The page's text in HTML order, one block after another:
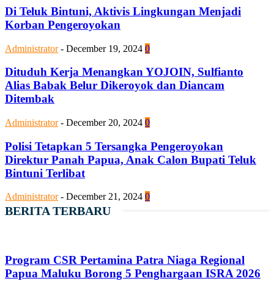
Di Teluk Bintuni, Aktivis Lingkungan Menjadi
Korban Pengeroyokan
Administrator - December 19, 2024 0
Dituduh Kerja Menangkan YOJOIN, Sulfianto
Alias Babak Belur Dikeroyok dan Diancam
Ditembak
Administrator - December 20, 2024 0
Polisi Tetapkan 5 Tersangka Pengeroyokan
Direktur Panah Papua, Anak Calon Bupati Teluk
Bintuni Terlibat
Administrator - December 21, 2024 0
BERITA TERBARU
Program CSR Pertamina Patra Niaga Regional
Papua Maluku Borong 5 Penghargaan ISRA 2026